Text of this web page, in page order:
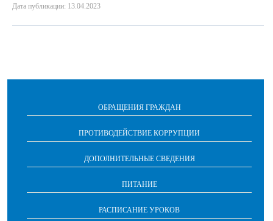
Дата публикации: 13.04.2023
ОБРАЩЕНИЯ ГРАЖДАН
ПРОТИВОДЕЙСТВИЕ КОРРУПЦИИ
ДОПОЛНИТЕЛЬНЫЕ СВЕДЕНИЯ
ПИТАНИЕ
РАСПИСАНИЕ УРОКОВ